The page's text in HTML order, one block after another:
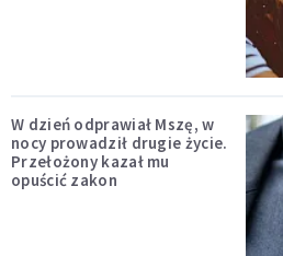
W dzień odprawiał Mszę, w
nocy prowadził drugie życie.
Przełożony kazał mu
opuścić zakon